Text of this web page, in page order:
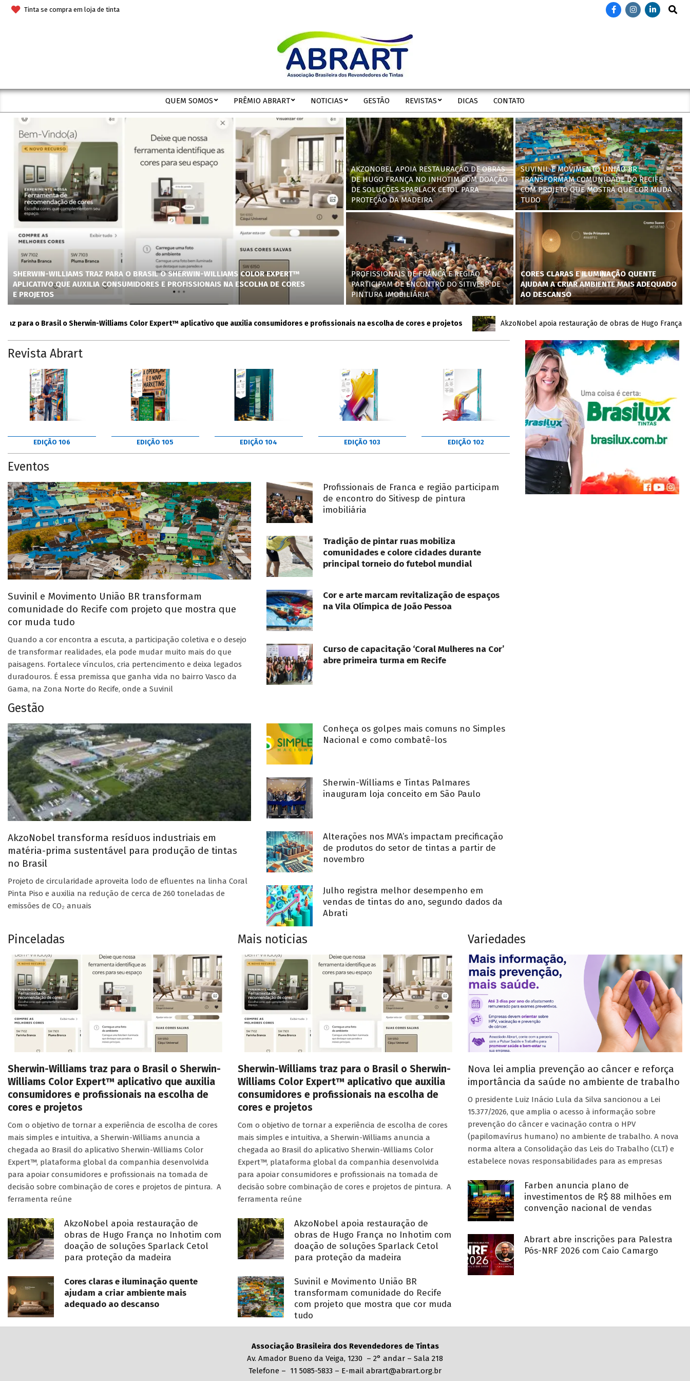
Skip
Tinta se compra em loja de tinta
Search
ABRART
Secondary
Navigation
Menu
QUEM SOMOS PRÊMIO ABRART NOTICIAS GESTÃO REVISTAS DICAS CONTATO
SHERWIN-WILLIAMS TRAZ PARA O BRASIL O SHERWIN-WILLIAMS COLOR EXPERT™
APLICATIVO QUE AUXILIA CONSUMIDORES E PROFISSIONAIS NA ESCOLHA DE CORES
E PROJETOS
AKZONOBEL APOIA RESTAURAÇÃO DE OBRAS
DE HUGO FRANÇA NO INHOTIM COM DOAÇÃO
DE SOLUÇÕES SPARLACK CETOL PARA
PROTEÇÃO DA MADEIRA
SUVINIL E MOVIMENTO UNIÃO BR
TRANSFORMAM COMUNIDADE DO RECIFE
COM PROJETO QUE MOSTRA QUE COR MUDA
TUDO
PROFISSIONAIS DE FRANCA E REGIÃO
PARTICIPAM DE ENCONTRO DO SITIVESP DE
PINTURA IMOBILIÁRIA
CORES CLARAS E ILUMINAÇÃO QUENTE
AJUDAM A CRIAR AMBIENTE MAIS ADEQUADO
AO DESCANSO
o Brasil o Sherwin-Williams Color Expert™ aplicativo que auxilia consumidores e profissionais na escolha de cores e projetos AkzoNobel apoia restauração de obras de Hugo França no
Revista Abrart
EDIÇÃO 106 EDIÇÃO 105 EDIÇÃO 104 EDIÇÃO 103 EDIÇÃO 102
Eventos
Suvinil e Movimento União BR transformam
comunidade do Recife com projeto que mostra que
cor muda tudo
Quando a cor encontra a escuta, a participação coletiva e o desejo
de transformar realidades, ela pode mudar muito mais do que
paisagens. Fortalece vínculos, cria pertencimento e deixa legados
duradouros. É essa premissa que ganha vida no bairro Vasco da
Gama, na Zona Norte do Recife, onde a Suvinil
Profissionais de Franca e região participam
de encontro do Sitivesp de pintura
imobiliária
Tradição de pintar ruas mobiliza
comunidades e colore cidades durante
principal torneio do futebol mundial
Cor e arte marcam revitalização de espaços
na Vila Olímpica de João Pessoa
Curso de capacitação ‘Coral Mulheres na Cor’
abre primeira turma em Recife
Gestão
AkzoNobel transforma resíduos industriais em
matéria-prima sustentável para produção de tintas
no Brasil
Projeto de circularidade aproveita lodo de efluentes na linha Coral
Pinta Piso e auxilia na redução de cerca de 260 toneladas de
emissões de CO₂ anuais
Conheça os golpes mais comuns no Simples
Nacional e como combatê-los
Sherwin-Williams e Tintas Palmares
inauguram loja conceito em São Paulo
Alterações nos MVA’s impactam precificação
de produtos do setor de tintas a partir de
novembro
Julho registra melhor desempenho em
vendas de tintas do ano, segundo dados da
Abrati
Pinceladas
Sherwin-Williams traz para o Brasil o Sherwin-
Williams Color Expert™ aplicativo que auxilia
consumidores e profissionais na escolha de
cores e projetos
Com o objetivo de tornar a experiência de escolha de cores
mais simples e intuitiva, a Sherwin-Williams anuncia a
chegada ao Brasil do aplicativo Sherwin-Williams Color
Expert™, plataforma global da companhia desenvolvida
para apoiar consumidores e profissionais na tomada de
decisão sobre combinação de cores e projetos de pintura. A
ferramenta reúne
AkzoNobel apoia restauração de
obras de Hugo França no Inhotim com
doação de soluções Sparlack Cetol
para proteção da madeira
Cores claras e iluminação quente
ajudam a criar ambiente mais
adequado ao descanso
Mais noticias
Sherwin-Williams traz para o Brasil o Sherwin-
Williams Color Expert™ aplicativo que auxilia
consumidores e profissionais na escolha de
cores e projetos
Com o objetivo de tornar a experiência de escolha de cores
mais simples e intuitiva, a Sherwin-Williams anuncia a
chegada ao Brasil do aplicativo Sherwin-Williams Color
Expert™, plataforma global da companhia desenvolvida
para apoiar consumidores e profissionais na tomada de
decisão sobre combinação de cores e projetos de pintura. A
ferramenta reúne
AkzoNobel apoia restauração de
obras de Hugo França no Inhotim com
doação de soluções Sparlack Cetol
para proteção da madeira
Suvinil e Movimento União BR
transformam comunidade do Recife
com projeto que mostra que cor muda
tudo
Variedades
Nova lei amplia prevenção ao câncer e reforça
importância da saúde no ambiente de trabalho
O presidente Luiz Inácio Lula da Silva sancionou a Lei
15.377/2026, que amplia o acesso à informação sobre
prevenção do câncer e vacinação contra o HPV
(papilomavírus humano) no ambiente de trabalho. A nova
norma altera a Consolidação das Leis do Trabalho (CLT) e
estabelece novas responsabilidades para as empresas
Farben anuncia plano de
investimentos de R$ 88 milhões em
convenção nacional de vendas
Abrart abre inscrições para Palestra
Pós-NRF 2026 com Caio Camargo
Associação Brasileira dos Revendedores de Tintas
Av. Amador Bueno da Veiga, 1230 – 2° andar – Sala 218
Telefone – 11 5085-5833 – E-mail abrart@abrart.org.br